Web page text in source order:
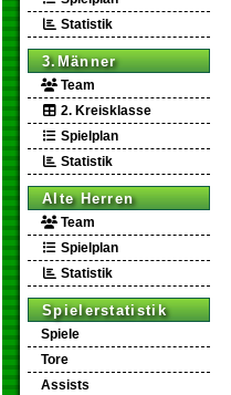
Statistik
3.Männer
Team
2. Kreisklasse
Spielplan
Statistik
Alte Herren
Team
Spielplan
Statistik
Spielerstatistik
Spiele
Tore
Assists